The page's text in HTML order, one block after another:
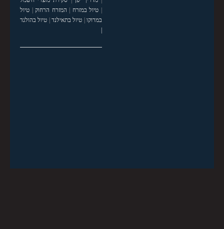
| טיול במזרח | המזרח הרחוק| טיול
במרוקו| טיול בתאילנד| טיול בהולנד
|